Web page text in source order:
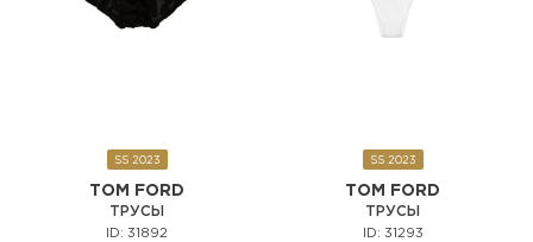
SS 2023
TOM FORD
ТРУСЫ
ID: 31892
SS 2023
TOM FORD
ТРУСЫ
ID: 31293